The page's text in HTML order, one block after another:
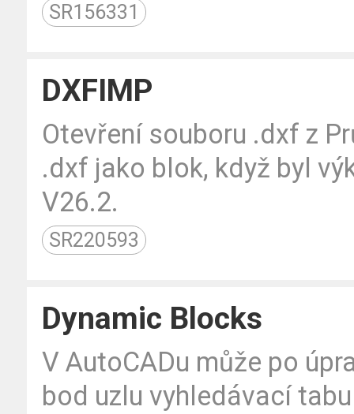
SR156331
DXFIMP
Otevření souboru .dxf z
.dxf jako blok, když byl
V26.2.
SR220593
Dynamic Blocks
V AutoCADu může po
bod uzlu vyhledávací